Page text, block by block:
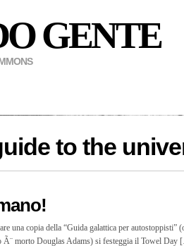
GENTE
to the
una copia della “Guida galattica per autostoppisti”
Ã¨ morto Douglas Adams) si festeggia il Towel Day